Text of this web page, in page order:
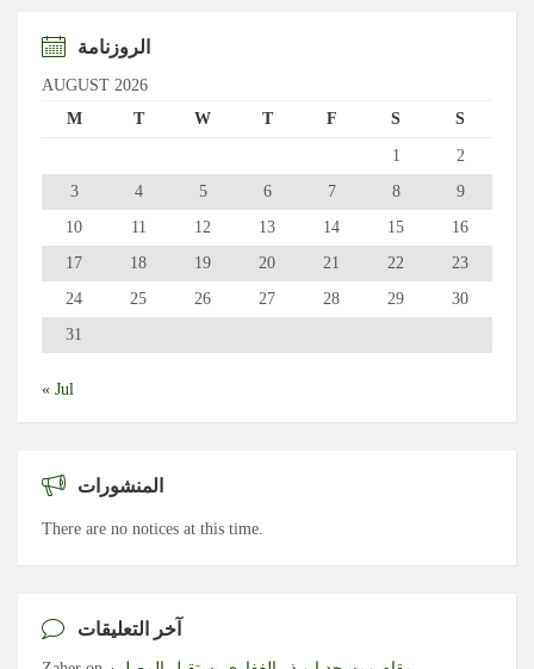
الروزنامة
AUGUST 2026
M
T W T F S S
1
2
3
4 5 6 7 8
9
10
11 12 13 14 15
16
17
18 19 20 21 22
23
24
25 26 27 28 29
30
31
« Jul
المنشورات
There are no notices at this time.
آخر التعليقات